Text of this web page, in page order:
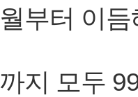
월부터 이듬
까지 모두